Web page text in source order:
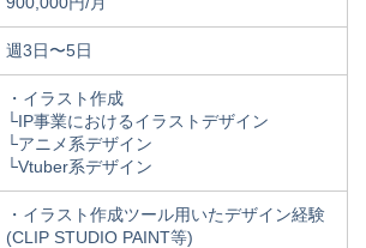
週3日〜5日
・イラスト作成
└IP事業におけるイラストデザイン
└アニメ系デザイン
└Vtuber系デザイン
・イラスト作成ツール用いたデザイン経験
(CLIP STUDIO PAINT等)